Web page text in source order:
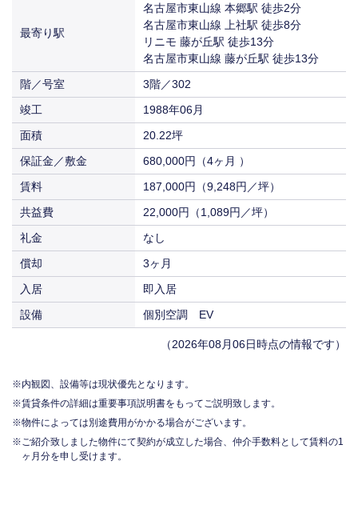
最寄り駅
名古屋市東山線 本郷駅 徒歩2分
名古屋市東山線 上社駅 徒歩8分
リニモ 藤が丘駅 徒歩13分
名古屋市東山線 藤が丘駅 徒歩13分
階／号室
3階／302
竣工
1988年06月
面積
20.22坪
保証金／敷金
680,000円（4ヶ月 ）
賃料
187,000円（9,248円／坪）
共益費
22,000円（1,089円／坪）
礼金
なし
償却
3ヶ月
入居
即入居
設備
個別空調 EV
（2026年08月06日時点の情報です）
内観図、設備等は現状優先となります。
賃貸条件の詳細は重要事項説明書をもってご説明致します。
物件によっては別途費用がかかる場合がございます。
ご紹介致しました物件にて契約が成立した場合、仲介手数料として賃料の1
ヶ月分を申し受けます。